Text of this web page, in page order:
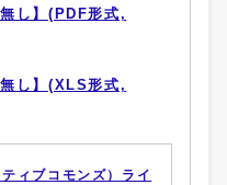
し】(PDF形式,
し】(XLS形式,
ィブコモンズ）ライ